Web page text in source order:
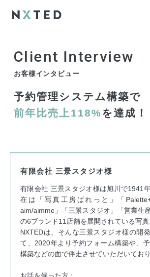
お客様インタビュー
予約管理システム構築で
前年比売上118% を達成！
有限会社 三景スタジオ様
有限会社 三景スタジオ様は旭川で1941
在は「写真工房ぱれっと」「
aim/aimme」「三景スタジオ」「営業生
の6ブランド11店舗を展開されている写真
NXTEDは、そんな三景スタジオ様の開
て、2020年より予約フォーム構築や、
構築などの面で伴走させていただいており